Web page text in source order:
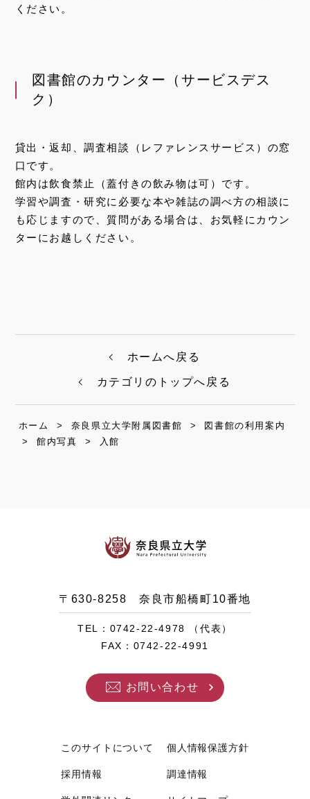
ください。
図書館のカウンター（サービスデス
ク）
貸出・返却、調査相談（レファレンスサービス）の窓
口です。
館内は飲食禁止（蓋付きの飲み物は可）です。
学習や調査・研究に必要な本や雑誌の調べ方の相談に
も応じますので、質問がある場合は、お気軽にカウン
ターにお越しください。
ホームへ戻る
カテゴリのトップへ戻る
ホーム > 奈良県立大学附属図書館 >
図書館の利用案内
>館内写真 > 入館
〒630-8258 奈良市船橋町10番地
TEL：0742-22-4978 （代表）
FAX：0742-22-4991
お問い合わせ
このサイトについて 個人情報保護方針
採用情報 調達情報